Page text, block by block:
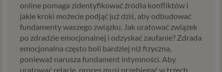
online pomaga zidentyfikować źródła konfliktów i
jakie kroki możecie podjąć już dziś, aby odbudować
fundamenty waszego związku. Jak uratować związek
po zdradzie emocjonalnej i odzyskać zaufanie? Zdrada
emocjonalna często boli bardziej niż fizyczna,
ponieważ narusza fundament intymności. Aby
uratować relację, proces musi przebiegać w trzech